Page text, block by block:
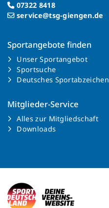
07322 8418
service@tsg-giengen.de
Sportangebote finden
Unser Sportangebot
Sportsuche
Deutsches Sportabzeichen
Mitglieder-Service
Alles zur Mitgliedschaft
Downloads